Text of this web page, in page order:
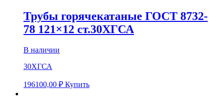
Трубы горячекатаные ГОСТ 8732-
78 121×12 ст.30ХГСА
В наличии
30ХГСА
196100,00 ₽ Купить